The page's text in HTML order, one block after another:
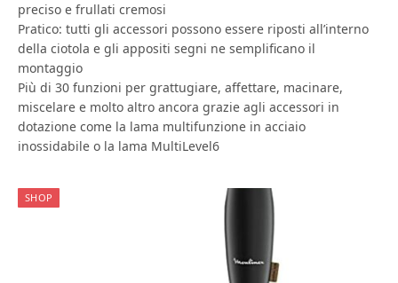
preciso e frullati cremosi
Pratico: tutti gli accessori possono essere riposti all’interno
della ciotola e gli appositi segni ne semplificano il
montaggio
Più di 30 funzioni per grattugiare, affettare, macinare,
miscelare e molto altro ancora grazie agli accessori in
dotazione come la lama multifunzione in acciaio
inossidabile o la lama MultiLevel6
SHOP